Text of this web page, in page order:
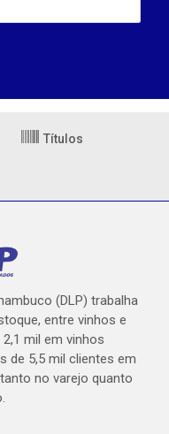
Títulos
(DLP) trabalha
entre vinhos e
mil em vinhos
de 5,5 mil clientes em
no varejo quanto